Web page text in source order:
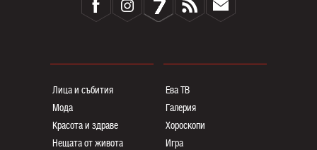
Лица и събития
Мода
Красота и здраве
Нещата от живота
Ева ТВ
Галерия
Хороскопи
Игра